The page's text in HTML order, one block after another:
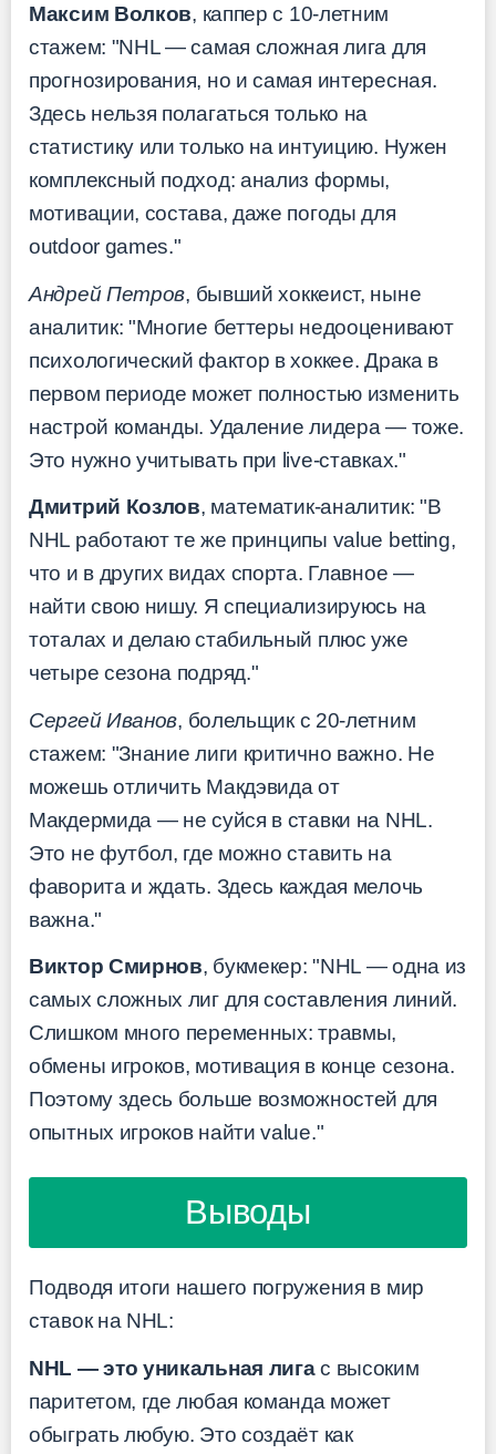
Максим Волков, каппер с 10-летним
стажем: "NHL — самая сложная лига для
прогнозирования, но и самая интересная.
Здесь нельзя полагаться только на
статистику или только на интуицию. Нужен
комплексный подход: анализ формы,
мотивации, состава, даже погоды для
outdoor games."
Андрей Петров, бывший хоккеист, ныне
аналитик: "Многие беттеры недооценивают
психологический фактор в хоккее. Драка в
первом периоде может полностью изменить
настрой команды. Удаление лидера — тоже.
Это нужно учитывать при live-ставках."
Дмитрий Козлов, математик-аналитик: "В
NHL работают те же принципы value betting,
что и в других видах спорта. Главное —
найти свою нишу. Я специализируюсь на
тоталах и делаю стабильный плюс уже
четыре сезона подряд."
Сергей Иванов, болельщик с 20-летним
стажем: "Знание лиги критично важно. Не
можешь отличить Макдэвида от
Макдермида — не суйся в ставки на NHL.
Это не футбол, где можно ставить на
фаворита и ждать. Здесь каждая мелочь
важна."
Виктор Смирнов, букмекер: "NHL — одна из
самых сложных лиг для составления линий.
Слишком много переменных: травмы,
обмены игроков, мотивация в конце сезона.
Поэтому здесь больше возможностей для
опытных игроков найти value."
Выводы
Подводя итоги нашего погружения в мир
ставок на NHL:
NHL — это уникальная лигас высоким
паритетом, где любая команда может
обыграть любую. Это создаёт как